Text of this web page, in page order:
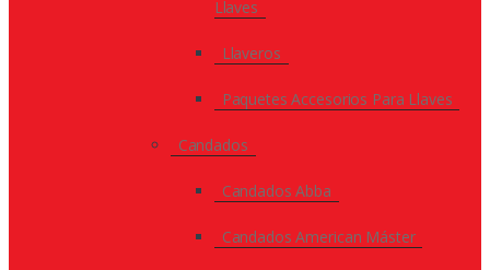
Llaves
Llaveros
Paquetes Accesorios Para Llaves
Candados
Candados Abba
Candados American Máster